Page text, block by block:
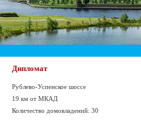
Дипломат
Рублево-Успенское шоссе
19 км от МКАД
Количество домовладений: 30